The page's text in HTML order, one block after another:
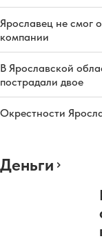
Ярославец не смог
компании
В Ярославской
пострадали двое
Окрестности
Деньги